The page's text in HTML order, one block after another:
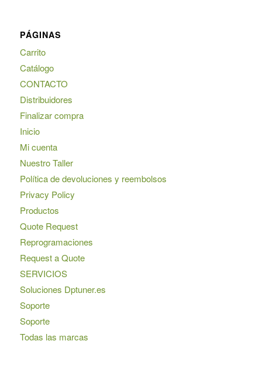
PÁGINAS
Carrito
Catálogo
CONTACTO
Distribuidores
Finalizar compra
Inicio
Mi cuenta
Nuestro Taller
Política de devoluciones y reembolsos
Privacy Policy
Productos
Quote Request
Reprogramaciones
Request a Quote
SERVICIOS
Soluciones Dptuner.es
Soporte
Soporte
Todas las marcas